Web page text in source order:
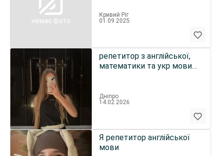
немає фото
Кривий Ріг
01.09.2025
репетитор з англійської,
математики та укр мови
Дніпро
14.02.2026
Я репетитор англійської
мови